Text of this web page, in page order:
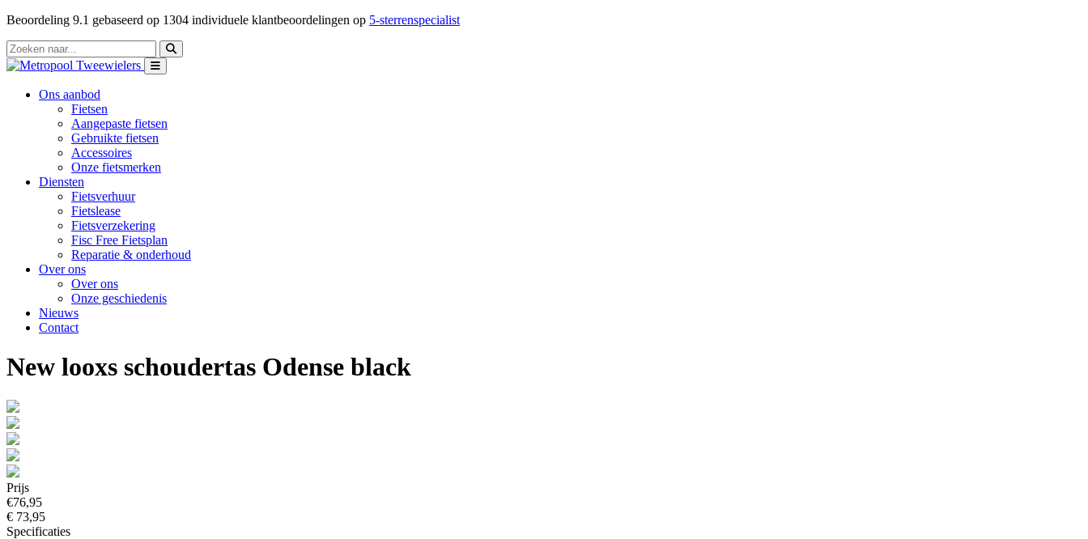
Beoordeling 9.1 gebaseerd op 1304 individuele klantbeoordelingen op 5-sterrenspecialist
Ons aanbod
Fietsen
Aangepaste fietsen
Gebruikte fietsen
Accessoires
Onze fietsmerken
Diensten
Fietsverhuur
Fietslease
Fietsverzekering
Fisc Free Fietsplan
Reparatie & onderhoud
Over ons
Over ons
Onze geschiedenis
Nieuws
Contact
New looxs schoudertas Odense black
Prijs
€76,95
€ 73,95
Specificaties